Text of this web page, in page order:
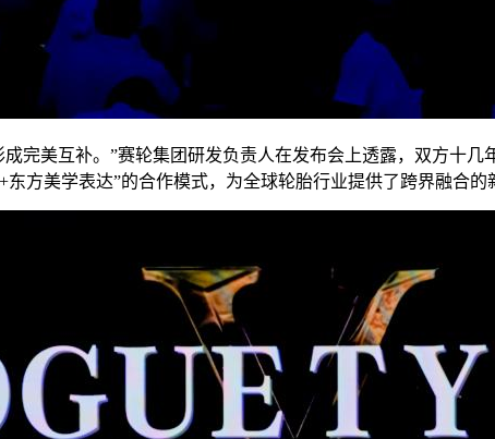
完美互补。”赛轮集团研发负责人在发布会上透露，双方十
方美学表达”的合作模式，为全球轮胎行业提供了跨界融合的